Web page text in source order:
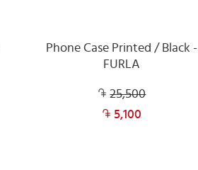
Phone Case Printed / Black -
FURLA
25,500
5,100